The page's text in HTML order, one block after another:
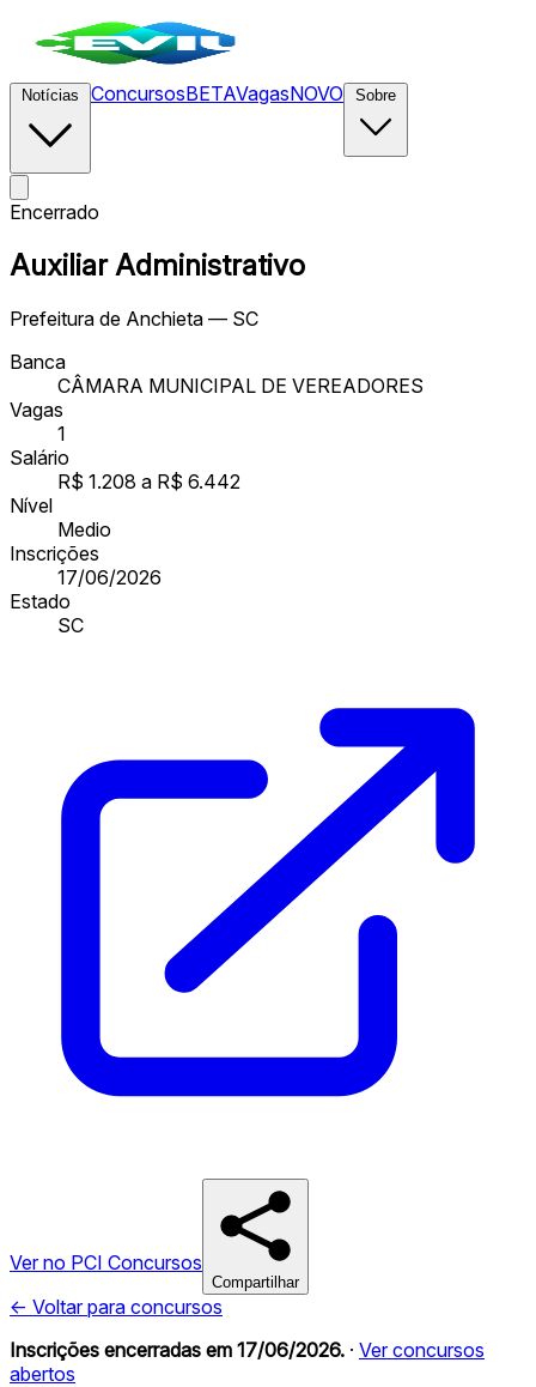
ConcursosBETAVagasNOVO
Encerrado
Auxiliar Administrativo
Prefeitura de Anchieta — SC
Banca
CÂMARA MUNICIPAL DE VEREADORES
Vagas
1
Salário
R$ 1.208 a R$ 6.442
Nível
Medio
Inscrições
17/06/2026
Estado
SC
Ver no PCI Concursos
Compartilhar
← Voltar para concursos
Inscrições encerradas em 17/06/2026. · Ver concursos
abertos